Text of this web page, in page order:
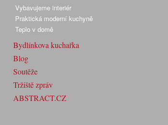
Vybavujeme interiér
Praktická moderní kuchyně
Teplo v domě
Bydlínkova kuchařka
Blog
Soutěže
Tržiště zpráv
ABSTRACT.CZ